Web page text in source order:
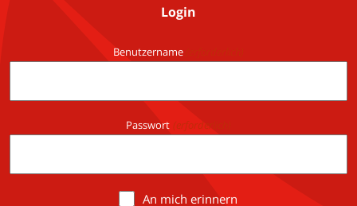
Login
Benutzername
Passwort (erforderlich)
An mich erinnern